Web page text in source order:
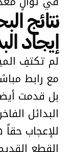
نتائج
إيجاد
لم تكتفِ
مع رابط
بل قدمت
البدائل
للإعجاب